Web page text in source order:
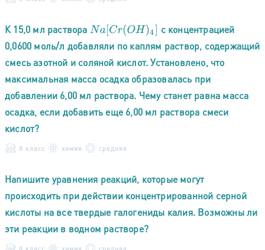
К 15,0 мл раствора Na[Cr(OH)4]
с концентрацией
0,0600 моль/л добавляли по каплям раствор, содержащий
смесь азотной и соляной кислот. Установлено, что
максимальная масса осадка образовалась при
добавлении 6,00 мл раствора. Чему станет равна масса
осадка, если добавить еще 6,00 мл раствора смеси
кислот?
8 класс химия средняя
Напишите уравнения реакций, которые могут
происходить при действии концентрированной серной
кислоты на все твердые галогениды калия. Возможны ли
эти реакции в водном растворе?